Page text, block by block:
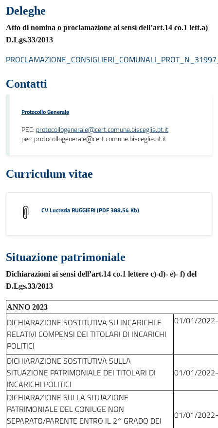
Deleghe
Atto di nomina o proclamazione ai sensi dell’art.14 co.1 lett.a)
D.Lgs.33/2013
Contatti
Protocollo Generale
PEC: protocollogenerale@cert.comune.bisceglie.bt.it
pec: protocollogenerale@cert.comune.bisceglie.bt.it
Curriculum vitae
CV Lucrezia RUGGIERI (PDF 388.54 Kb)
Situazione patrimoniale
Dichiarazioni ai sensi dell’art.14 co.1 lettere c)-d)- e)- f) del
D.Lgs.33/2013
ANNO 2023
DICHIARAZIONE SOSTITUTIVA SU INCARICHI E
RELATIVI COMPENSI DEI TITOLARI DI INCARICHI
POLITICI
01/01/
DICHIARAZIONE SOSTITUTIVA SULLA
SITUAZIONE PATRIMONIALE DEI TITOLARI DI
INCARICHI POLITICI
01/01/
DICHIARAZIONE SULLA SITUAZIONE
PATRIMONIALE DEL CONIUGE NON
SEPARATO/PARENTE ENTRO IL 2° GRADO DEI
01/01/